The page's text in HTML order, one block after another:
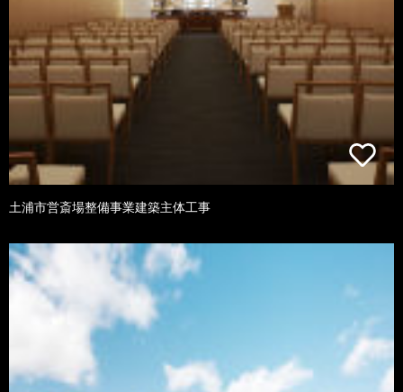
土浦市営斎場整備事業建築主体工事